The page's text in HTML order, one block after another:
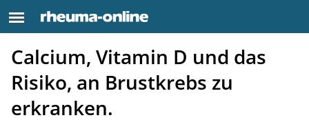
Calcium, Vitamin D und das
Risiko, an Brustkrebs zu
erkranken.